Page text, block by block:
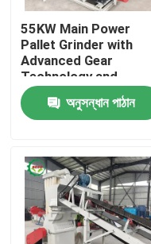
বাড়ি
আমাদের সম্পর্কে
কারখানা ভ্রমণ
55KW Main Power
Pallet Grinder with
Advanced Gear
Technology and
Durable Core
Componentঅনুসন্ধান পাঠান